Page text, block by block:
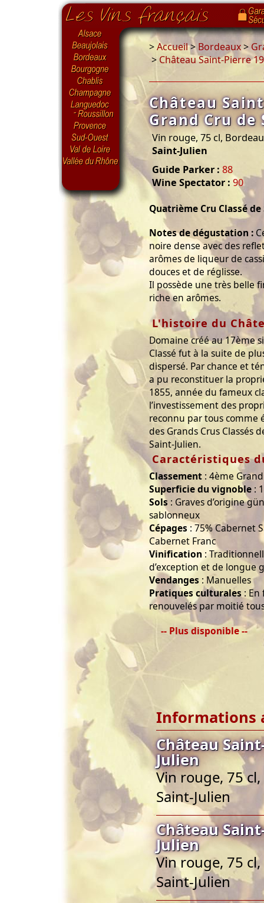
>Accueil>Bordeaux>
> Château Saint-Pierre
Château
Grand Cru de
Vin rouge, 75 cl,
Saint-Julien
Guide Parker : 88
Wine Spectator : 90
Quatrième Cru Classé
Notes de dégustation :
noire dense avec des
arômes de liqueur de
douces et de réglisse.
Il possède une très belle
riche en arômes.
L'histoire du
Domaine créé au 17ème
Classé fut à la suite de
dispersé. Par chance et
a pu reconstituer la
1855, année du fameux
l’investissement des
reconnu par tous
des Grands Crus Classés
Saint-Julien.
Caractéristiques
Classement : 4ème
Superficie du vignoble :
Sols : Graves d’origine
sablonneux
Cépages : 75% Cabernet
Cabernet Franc
Vinification :
d’exception et de longue
Vendanges : Manuelles
Pratiques culturales :
renouvelés par moitié
-- Plus disponible --
Informations
Château
Julien
Vin rouge, 75
Saint-Julien
Château
Julien
Vin rouge, 75
Saint-Julien